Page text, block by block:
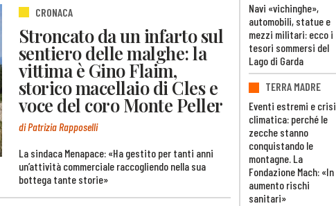
CRONACA
Stroncato da un infarto sul
sentiero delle malghe: la
vittima è Gino Flaim,
storico macellaio di Cles e
voce del coro Monte Peller
di Patrizia Rapposelli
La sindaca Menapace: «Ha gestito per tanti anni
un’attività commerciale raccogliendo nella sua
bottega tante storie»
Navi «vichinghe»,
automobili, statue e
mezzi militari: ecco i
tesori sommersi del
Lago di Garda
TERRA MADRE
Eventi estremi e crisi
climatica: perché le
zecche stanno
conquistando le
montagne. La
Fondazione Mach: «In
aumento rischi
sanitari»